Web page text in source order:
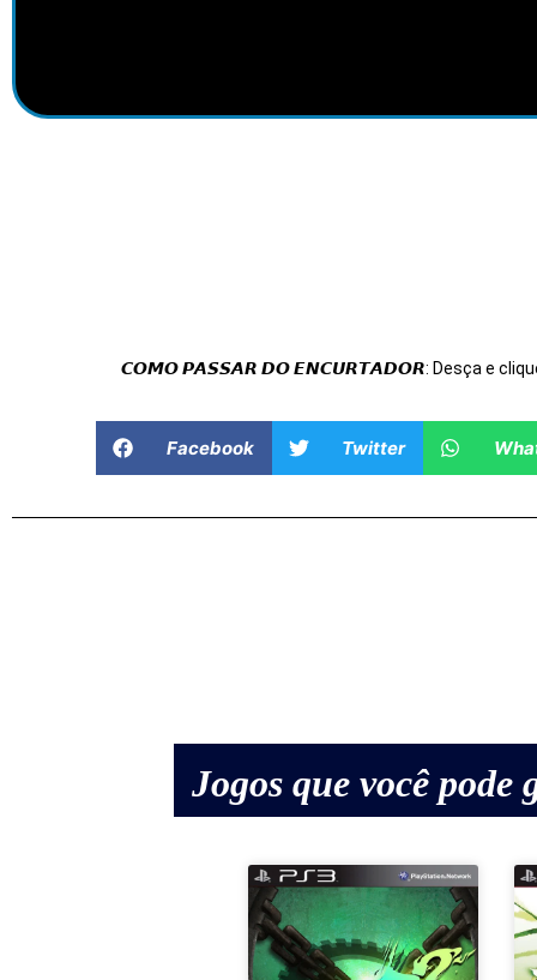
𝘾𝙊𝙈𝙊 𝙋𝘼𝙎𝙎𝘼𝙍 𝘿𝙊 𝙀𝙉𝘾𝙐𝙍𝙏𝘼𝘿𝙊𝙍: Desça e clique
Facebook Twitter
Jogos que você pode